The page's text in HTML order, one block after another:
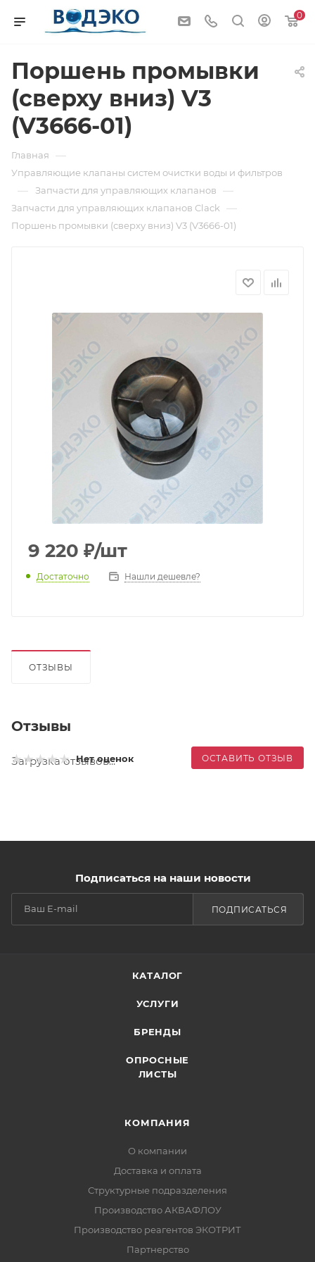
0
Поршень промывки
(сверху вниз) V3
(V3666-01)
Главная —
Управляющие клапаны систем очистки воды и фильтров
— Запчасти для управляющих клапанов —
Запчасти для управляющих клапанов Clack —
Поршень промывки (сверху вниз) V3 (V3666-01)
9 220 ₽/шт
Достаточно Нашли дешевле?
ОТЗЫВЫ
Отзывы
Нет оценок ОСТАВИТЬ ОТЗЫВ
Загрузка отзывов...
Подписаться на наши новости
ПОДПИСАТЬСЯ
КАТАЛОГ
УСЛУГИ
БРЕНДЫ
ОПРОСНЫЕ
ЛИСТЫ
КОМПАНИЯ
О компании
Доставка и оплата
Структурные подразделения
Производство АКВАФЛОУ
Производство реагентов ЭКОТРИТ
Партнерство